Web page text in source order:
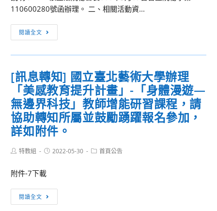
甄
學
錄
名
單
110600280號函辦理。 二、相關活動資...
閱讀全文
息
轉
轉
知
台
北
信
民
年
[訊息轉知] 國立臺北藝術大學辦理
「美感教育提升計畫」-「身體漫遊—
無邊界科技」教師增能研習課程，請
協助轉知所屬並鼓勵踴躍報名參加，
詳如附件。
Post特教組
Post2022-05-30
Post首頁公告
附件-7下載
閱讀全文
息